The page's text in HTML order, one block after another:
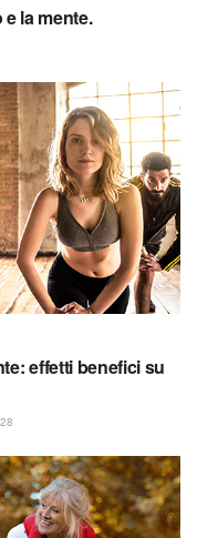
la mente.
effetti benefici su
28